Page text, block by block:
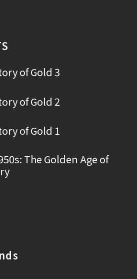
of Gold 3
of Gold 2
of Gold 1
The Golden Age of